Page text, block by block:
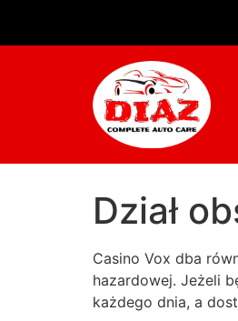
Dział
Casino Vox dba
hazardowej. Jeżeli
każdego dnia, a